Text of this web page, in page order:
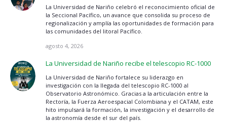
La Universidad de Nariño celebró el reconocimiento oficial de
la Seccional Pacífico, un avance que consolida su proceso de
regionalización y amplía las oportunidades de formación para
las comunidades del litoral Pacífico.
agosto 4, 2026
La Universidad de Nariño recibe el telescopio RC-1000
La Universidad de Nariño fortalece su liderazgo en
investigación con la llegada del telescopio RC-1000 al
Observatorio Astronómico. Gracias a la articulación entre la
Rectoría, la Fuerza Aeroespacial Colombiana y el CATAM, este
hito impulsará la formación, la investigación y el desarrollo de
la astronomía desde el sur del país.